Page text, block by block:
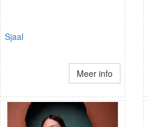
Sjaal
Meer info